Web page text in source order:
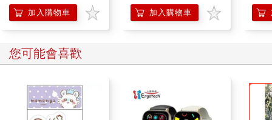
能在想你是怎麼判斷他們的！）
一旦發生上述一種情況時，你看場合說話、看氣氛做事的能
力就會中斷，而跳過了最重要的第一步：探索，直接進入第二
步：接觸。如果你只專注在細節，就無法了解全局。這種情況有
時被稱為「狀態意識」：了解該場合裡有哪些人、環境如何，以
你一開口說話，就無法看場合說話、看氣氛做事。觀察並不
需要很長的時間，而且簡單又不難受。如果你一進門就自己打開
話匣子，那表示你跳過了第一步。
加入購物車 加入購物車
您可能會喜歡